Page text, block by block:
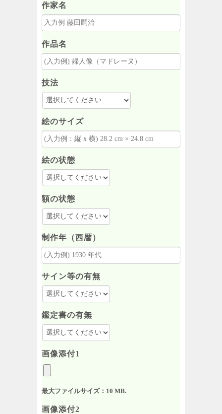
作家名
作品名
技法
絵のサイズ
絵の状態
額の状態
制作年（西暦）
サイン等の有無
鑑定書の有無
画像添付1
最大ファイルサイズ：10 MB.
画像添付2